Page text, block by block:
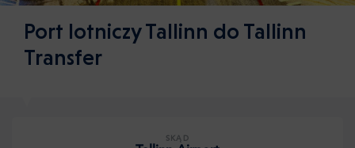
Port lotniczy Tallinn do Tallinn
Transfer
SKĄD